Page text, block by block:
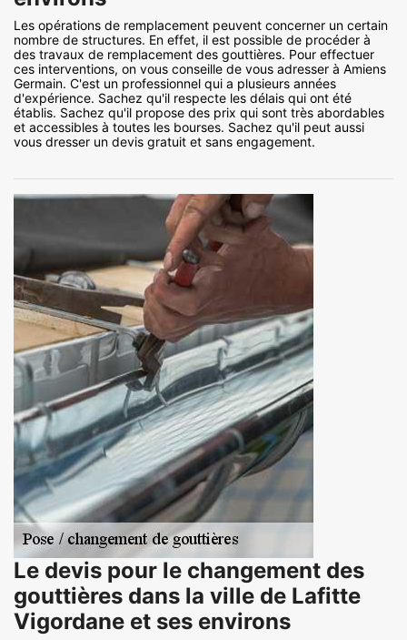
Les opérations de remplacement peuvent concerner un certain
nombre de structures. En effet, il est possible de procéder à
des travaux de remplacement des gouttières. Pour effectuer
ces interventions, on vous conseille de vous adresser à Amiens
Germain. C'est un professionnel qui a plusieurs années
d'expérience. Sachez qu'il respecte les délais qui ont été
établis. Sachez qu'il propose des prix qui sont très abordables
et accessibles à toutes les bourses. Sachez qu'il peut aussi
vous dresser un devis gratuit et sans engagement.
Le devis pour le changement des
gouttières dans la ville de Lafitte
Vigordane et ses environs